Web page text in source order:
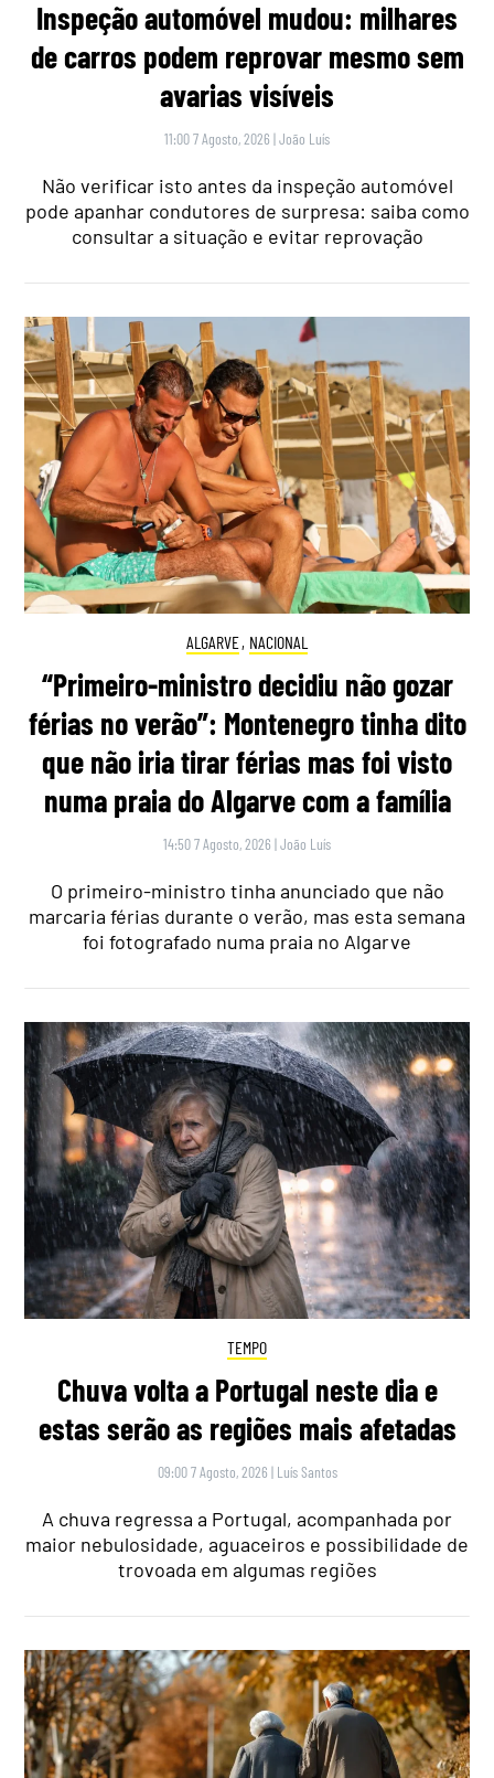
Inspeção automóvel mudou: milhares
de carros podem reprovar mesmo sem
avarias visíveis
11:00 7 Agosto, 2026 |João Luís
Não verificar isto antes da inspeção automóvel
pode apanhar condutores de surpresa: saiba como
consultar a situação e evitar reprovação
ALGARVE, NACIONAL
“Primeiro-ministro decidiu não gozar
férias no verão”: Montenegro tinha dito
que não iria tirar férias mas foi visto
numa praia do Algarve com a família
14:50 7 Agosto, 2026 |João Luís
O primeiro-ministro tinha anunciado que não
marcaria férias durante o verão, mas esta semana
foi fotografado numa praia no Algarve
TEMPO
Chuva volta a Portugal neste dia e
estas serão as regiões mais afetadas
09:00 7 Agosto, 2026 | Luís Santos
A chuva regressa a Portugal, acompanhada por
maior nebulosidade, aguaceiros e possibilidade de
trovoada em algumas regiões